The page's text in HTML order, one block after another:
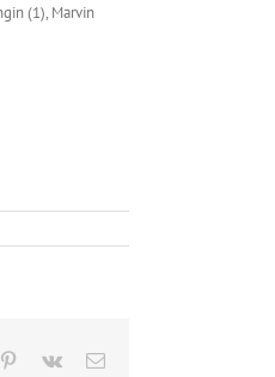
(1), Marvin
Pinterest
Vk
E-